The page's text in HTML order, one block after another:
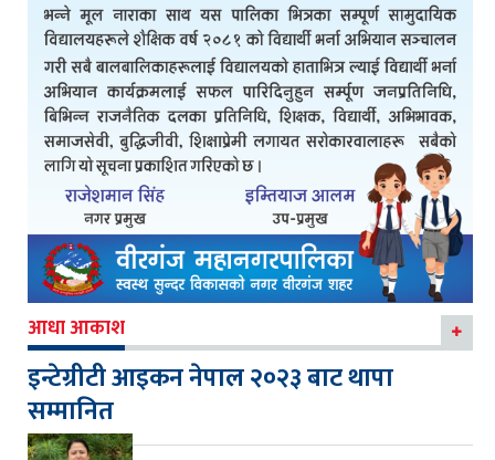
आधा आकाश
इन्टेग्रीटी आइकन नेपाल २०२३ बाट थापा
सम्मानित